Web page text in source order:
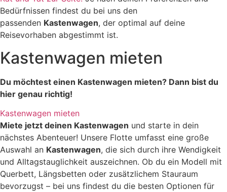
Bedürfnissen findest du bei uns den
passenden Kastenwagen, der optimal auf deine
Reisevorhaben abgestimmt ist.
Kastenwagen mieten
Du möchtest einen Kastenwagen mieten? Dann bist du
hier genau richtig!
Kastenwagen mieten
Miete jetzt deinen Kastenwagen und starte in dein
nächstes Abenteuer! Unsere Flotte umfasst eine große
Auswahl an Kastenwagen, die sich durch ihre Wendigkeit
und Alltagstauglichkeit auszeichnen. Ob du ein Modell mit
Querbett, Längsbetten oder zusätzlichem Stauraum
bevorzugst – bei uns findest du die besten Optionen für